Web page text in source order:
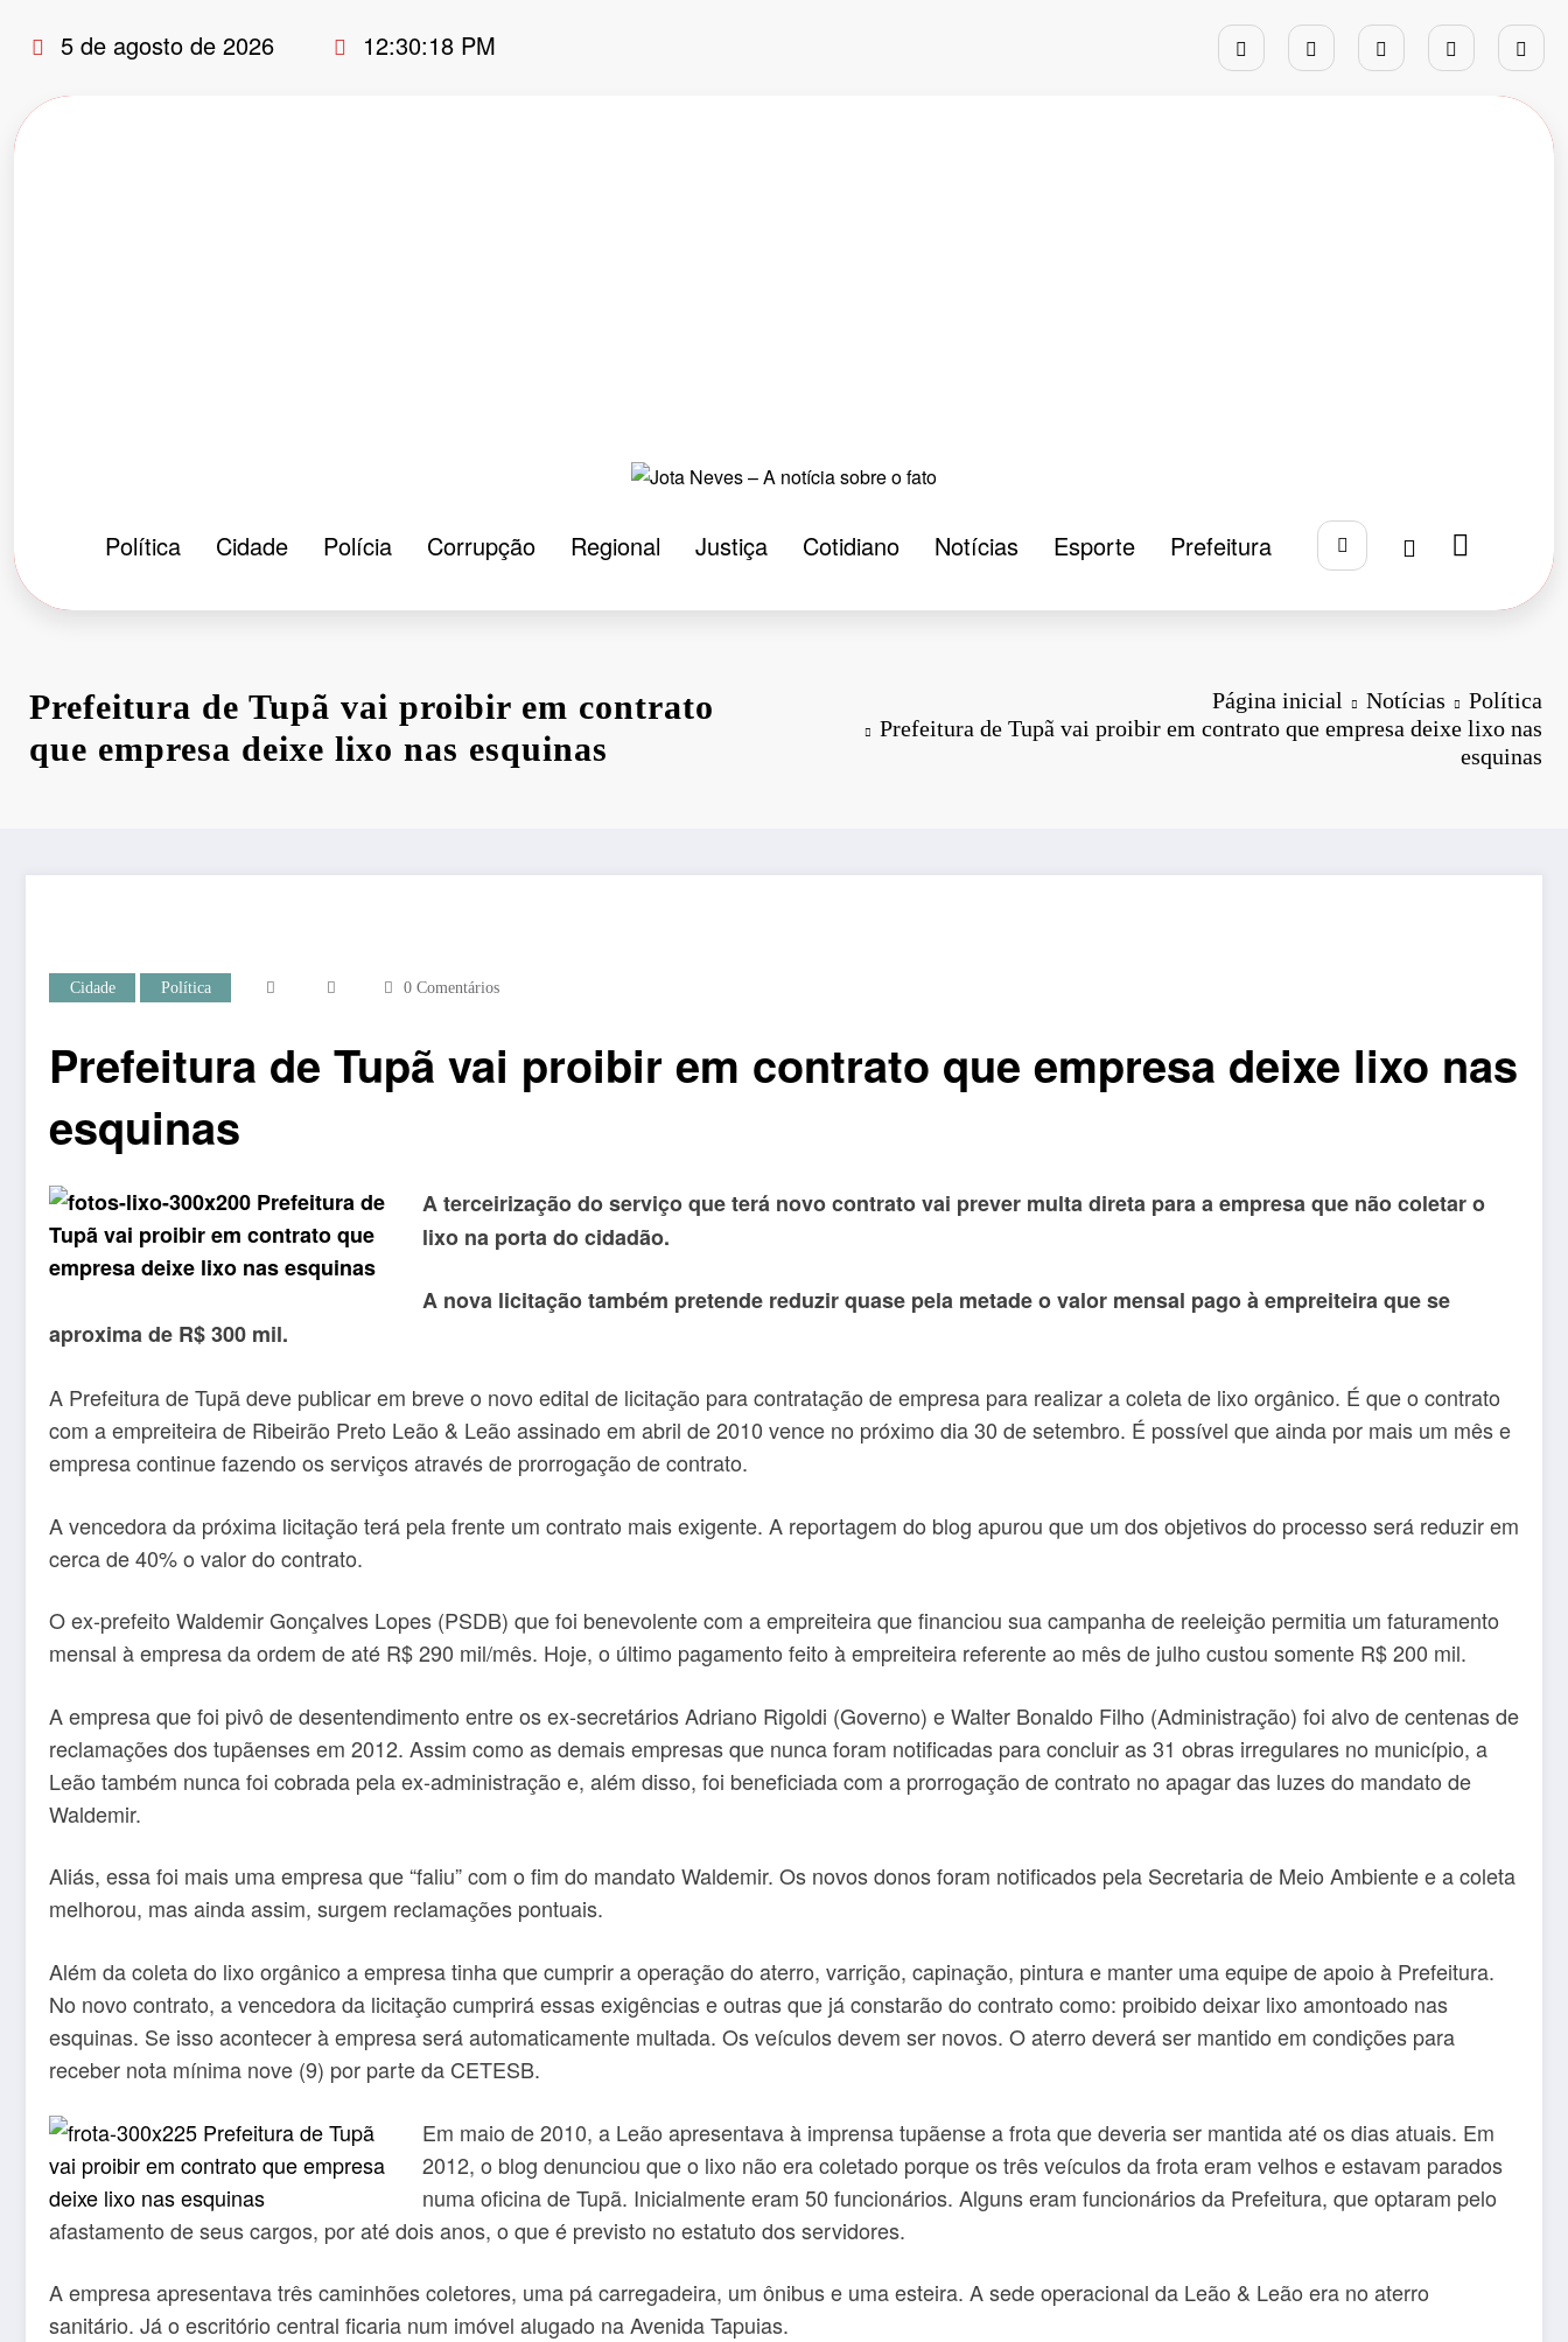
para
conteúdo
5 de agosto de 2026 12:30:19 PM
Política Cidade Polícia Corrupção Regional Justiça Cotidiano Notícias Esporte Prefeitura
Prefeitura de Tupã vai proibir em contrato
que empresa deixe lixo nas esquinas
Página inicial Notícias
Política
Prefeitura de Tupã vai proibir em contrato que empresa deixe lixo nas
esquinas
Cidade Política 0 Comentários
Prefeitura de Tupã vai proibir em contrato que empresa deixe lixo nas
esquinas
A terceirização do serviço que terá novo contrato vai prever multa direta para a empresa que não coletar o
lixo na porta do cidadão.
A nova licitação também pretende reduzir quase pela metade o valor mensal pago à empreiteira que se
aproxima de R$ 300 mil.
A Prefeitura de Tupã deve publicar em breve o novo edital de licitação para contratação de empresa para realizar a coleta de lixo orgânico. É que o contrato
com a empreiteira de Ribeirão Preto Leão & Leão assinado em abril de 2010 vence no próximo dia 30 de setembro. É possível que ainda por mais um mês e
empresa continue fazendo os serviços através de prorrogação de contrato.
A vencedora da próxima licitação terá pela frente um contrato mais exigente. A reportagem do blog apurou que um dos objetivos do processo será reduzir em
cerca de 40% o valor do contrato.
O ex-prefeito Waldemir Gonçalves Lopes (PSDB) que foi benevolente com a empreiteira que financiou sua campanha de reeleição permitia um faturamento
mensal à empresa da ordem de até R$ 290 mil/mês. Hoje, o último pagamento feito à empreiteira referente ao mês de julho custou somente R$ 200 mil.
A empresa que foi pivô de desentendimento entre os ex-secretários Adriano Rigoldi (Governo) e Walter Bonaldo Filho (Administração) foi alvo de centenas de
reclamações dos tupãenses em 2012. Assim como as demais empresas que nunca foram notificadas para concluir as 31 obras irregulares no município, a
Leão também nunca foi cobrada pela ex-administração e, além disso, foi beneficiada com a prorrogação de contrato no apagar das luzes do mandato de
Waldemir.
Aliás, essa foi mais uma empresa que “faliu” com o fim do mandato Waldemir. Os novos donos foram notificados pela Secretaria de Meio Ambiente e a coleta
melhorou, mas ainda assim, surgem reclamações pontuais.
Além da coleta do lixo orgânico a empresa tinha que cumprir a operação do aterro, varrição, capinação, pintura e manter uma equipe de apoio à Prefeitura.
No novo contrato, a vencedora da licitação cumprirá essas exigências e outras que já constarão do contrato como: proibido deixar lixo amontoado nas
esquinas. Se isso acontecer à empresa será automaticamente multada. Os veículos devem ser novos. O aterro deverá ser mantido em condições para
receber nota mínima nove (9) por parte da CETESB.
Em maio de 2010, a Leão apresentava à imprensa tupãense a frota que deveria ser mantida até os dias atuais. Em
2012, o blog denunciou que o lixo não era coletado porque os três veículos da frota eram velhos e estavam parados
numa oficina de Tupã. Inicialmente eram 50 funcionários. Alguns eram funcionários da Prefeitura, que optaram pelo
afastamento de seus cargos, por até dois anos, o que é previsto no estatuto dos servidores.
A empresa apresentava três caminhões coletores, uma pá carregadeira, um ônibus e uma esteira. A sede operacional da Leão & Leão era no aterro
sanitário. Já o escritório central ficaria num imóvel alugado na Avenida Tapuias.